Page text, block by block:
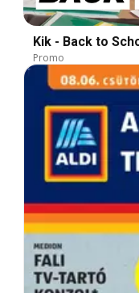
Kik - Back to
Promo